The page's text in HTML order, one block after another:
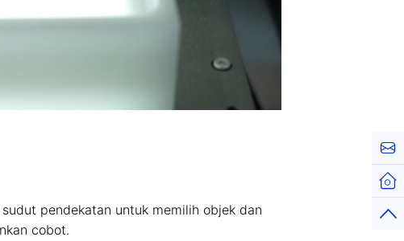
pendekatan untuk memilih objek dan
cobot.
Top